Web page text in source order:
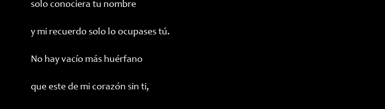
solo conociera tu nombre
y mi recuerdo solo lo ocupases tú.
No hay vacío más huérfano
que este de mi corazón sin ti,